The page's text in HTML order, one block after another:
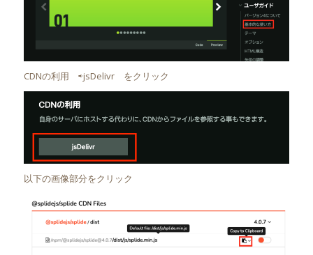
CDNの利用 ⇨jsDelivr をクリック
以下の画像部分をクリック